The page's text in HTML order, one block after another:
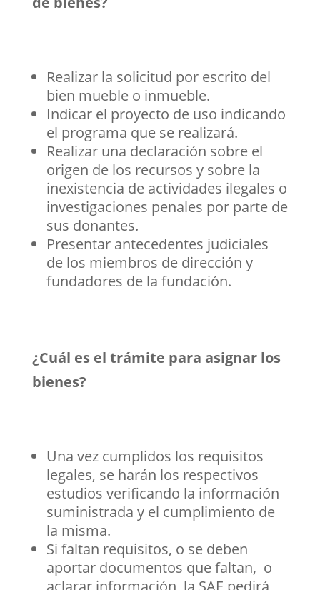
Realizar la solicitud por escrito del
bien mueble o inmueble.
Indicar el proyecto de uso indicando
el programa que se realizará.
Realizar una declaración sobre el
origen de los recursos y sobre la
inexistencia de actividades ilegales o
investigaciones penales por parte de
sus donantes.
Presentar antecedentes judiciales
de los miembros de dirección y
fundadores de la fundación.
¿Cuál es el trámite para asignar los
bienes?
Una vez cumplidos los requisitos
legales, se harán los respectivos
estudios verificando la información
suministrada y el cumplimiento de
la misma.
Si faltan requisitos, o se deben
aportar documentos que faltan, o
aclarar información, la SAE pedirá